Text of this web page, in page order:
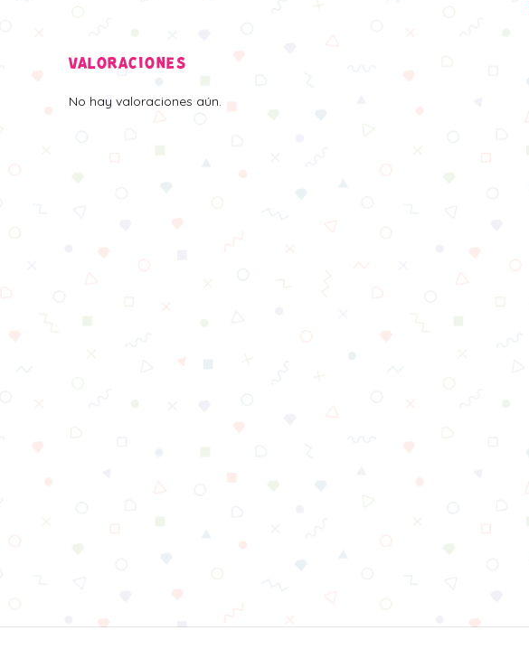
VALORACIONES
No hay valoraciones aún.